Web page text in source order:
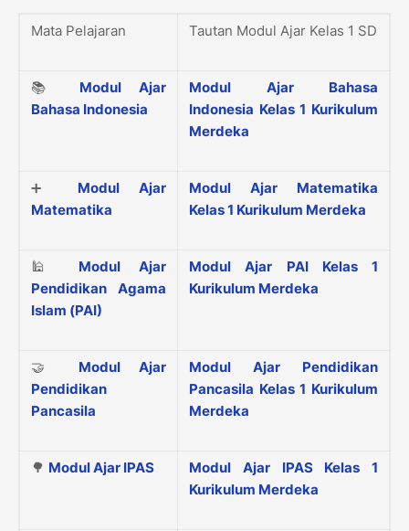
Mata Pelajaran Tautan Modul Ajar Kelas 1 SD
📚 Modul Ajar
Bahasa Indonesia
Modul Ajar Bahasa
Indonesia Kelas 1 Kurikulum
Merdeka
➕ Modul Ajar
Matematika
Modul Ajar Matematika
Kelas 1 Kurikulum Merdeka
🕌 Modul Ajar
Pendidikan Agama
Islam (PAI)
Modul Ajar PAI Kelas 1
Kurikulum Merdeka
🤝 Modul Ajar
Pendidikan
Pancasila
Modul Ajar Pendidikan
Pancasila Kelas 1 Kurikulum
Merdeka
🌳 Modul Ajar IPAS
Modul Ajar IPAS Kelas 1
Kurikulum Merdeka